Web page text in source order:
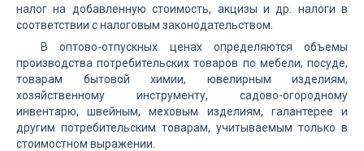
налог на добавленную стоимость, акцизы и др. налоги в
соответствии с налоговым законодательством.
В оптово-отпускных ценах определяются объемы
производства потребительских товаров по мебели, посуде,
товарам бытовой химии, ювелирным изделиям,
хозяйственному инструменту, садово-огородному
инвентарю, швейным, меховым изделиям, галантерее и
другим потребительским товарам, учитываемым только в
стоимостном выражении.